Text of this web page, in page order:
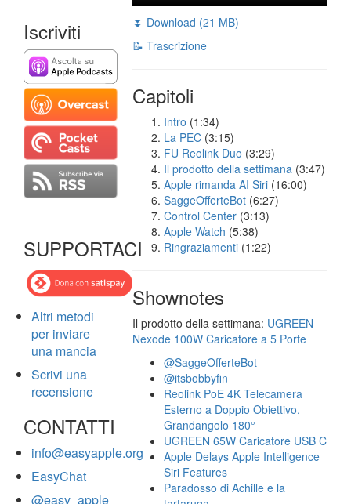
Iscriviti
SUPPORTACI
Altri metodi
per inviare
una mancia
Scrivi una
recensione
CONTATTI
info@easyapple.org
EasyChat
@easy_apple
⏬ Download (21 MB)
📝 Trascrizione
Capitoli
Intro (1:34)
La PEC (3:15)
FU Reolink Duo (3:29)
Il prodotto della settimana (3:47)
Apple rimanda AI Siri (16:00)
SaggeOfferteBot (6:27)
Control Center (3:13)
Apple Watch (5:38)
Ringraziamenti (1:22)
Shownotes
Il prodotto della settimana: UGREEN
Nexode 100W Caricatore a 5 Porte
@SaggeOfferteBot
@itsbobbyfin
Reolink PoE 4K Telecamera
Esterno a Doppio Obiettivo,
Grandangolo 180°
UGREEN 65W Caricatore USB C
Apple Delays Apple Intelligence
Siri Features
Paradosso di Achille e la